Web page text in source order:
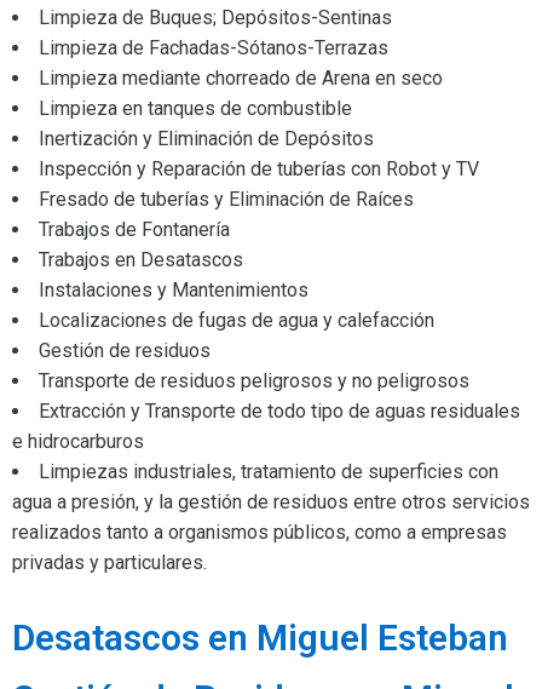
Limpieza de Buques; Depósitos-Sentinas
Limpieza de Fachadas-Sótanos-Terrazas
Limpieza mediante chorreado de Arena en seco
Limpieza en tanques de combustible
Inertización y Eliminación de Depósitos
Inspección y Reparación de tuberías con Robot y TV
Fresado de tuberías y Eliminación de Raíces
Trabajos de Fontanería
Trabajos en Desatascos
Instalaciones y Mantenimientos
Localizaciones de fugas de agua y calefacción
Gestión de residuos
Transporte de residuos peligrosos y no peligrosos
Extracción y Transporte de todo tipo de aguas residuales
e hidrocarburos
Limpiezas industriales, tratamiento de superficies con
agua a presión, y la gestión de residuos entre otros servicios
realizados tanto a organismos públicos, como a empresas
privadas y particulares.
Desatascos en Miguel Esteban